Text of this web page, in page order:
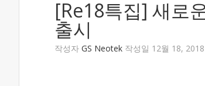
[Re18특집] 새로
출시
작성자 GS Neotek 작성일 12월 18,